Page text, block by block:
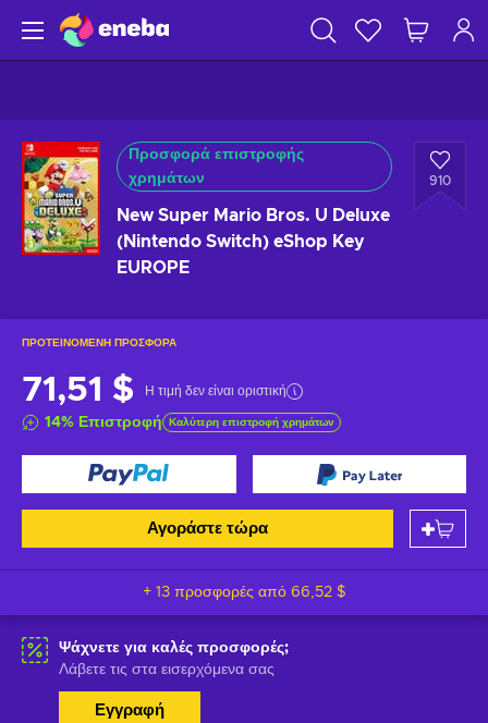
Προσφορά επιστροφής
χρημάτων
New Super Mario Bros. U Deluxe
(Nintendo Switch) eShop Key
EUROPE
910
ΠΡΟΤΕΙΝΌΜΕΝΗ ΠΡΟΣΦΟΡΆ
71,51 $ Η τιμή δεν είναι οριστική
14% Επιστροφή Καλύτερη επιστροφή χρημάτων
Αγοράστε τώρα
+ 13 προσφορές από 66,52 $
Ψάχνετε για καλές προσφορές;
Λάβετε τις στα εισερχόμενα σας
Εγγραφή